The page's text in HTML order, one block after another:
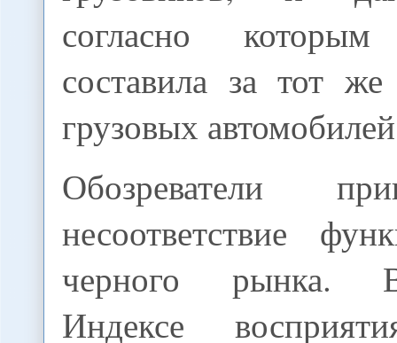
согласно
составила за тот
грузовых
Обозреватели
несоответствие
черного рынка.
Индексе